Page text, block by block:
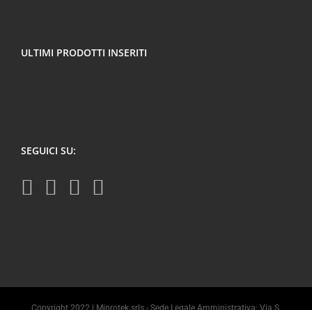
ULTIMI PRODOTTI INSERITI
SEGUICI SU:
Copyright 2022 | Miprotek srls - Sede Legale Amministrativa: Via S.